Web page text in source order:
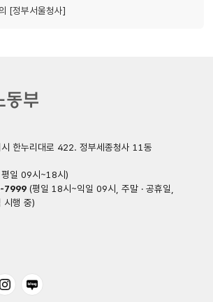
[정부서울청사]
한누리대로 422. 정부세종청사 11동
일 09시~18시)
7999(평일 18시~익일 09시, 주말 · 공휴일,
행 중)
스타그램
블로그